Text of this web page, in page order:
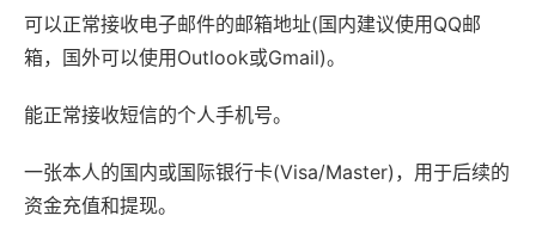
可以正常接收电子邮件的邮箱地址(国内建议使用QQ邮
箱，国外可以使用Outlook或Gmail)。
能正常接收短信的个人手机号。
一张本人的国内或国际银行卡(Visa/Master)，用于后续的
资金充值和提现。